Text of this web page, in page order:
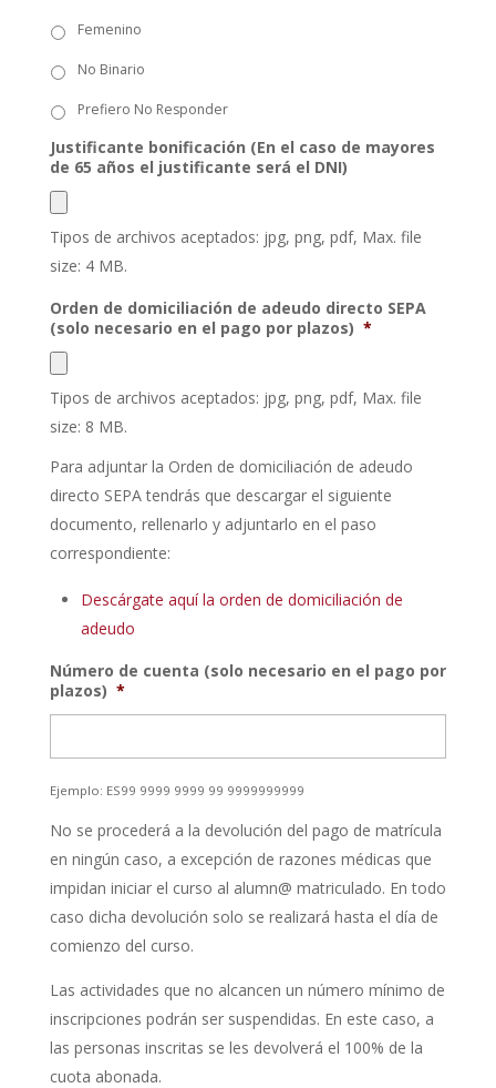
AAAA
Femenino
No Binario
Prefiero No Responder
Justificante bonificación (En el caso de mayores
de 65 años el justificante será el DNI)
Tipos de archivos aceptados: jpg, png, pdf, Max. file
size: 4 MB.
Orden de domiciliación de adeudo directo SEPA
(solo necesario en el pago por plazos) *
Tipos de archivos aceptados: jpg, png, pdf, Max. file
size: 8 MB.
Para adjuntar la Orden de domiciliación de adeudo
directo SEPA tendrás que descargar el siguiente
documento, rellenarlo y adjuntarlo en el paso
correspondiente:
Descárgate aquí la orden de domiciliación de
adeudo
Número de cuenta (solo necesario en el pago por
plazos) *
Ejemplo: ES99 9999 9999 99 9999999999
No se procederá a la devolución del pago de matrícula
en ningún caso, a excepción de razones médicas que
impidan iniciar el curso al alumn@ matriculado. En todo
caso dicha devolución solo se realizará hasta el día de
comienzo del curso.
Las actividades que no alcancen un número mínimo de
inscripciones podrán ser suspendidas. En este caso, a
las personas inscritas se les devolverá el 100% de la
cuota abonada.